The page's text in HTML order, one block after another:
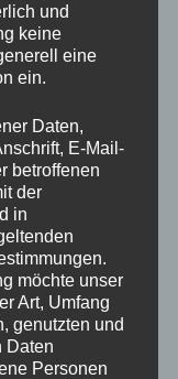
Herz und
Epos
und
keine
eine
ein.
Daten,
E-Mail-
betroffenen
der
in
möchte unser
Art, Umfang
genutzten und
Daten
Personen